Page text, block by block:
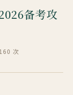
备考攻
次